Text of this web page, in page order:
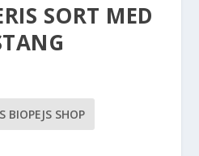
SORT MED
BIOPEJS SHOP